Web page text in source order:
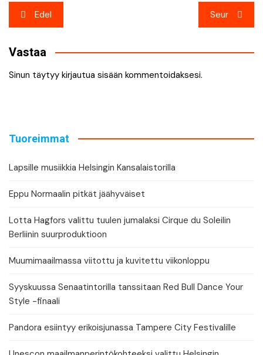
Artikkelien
selaus
Edel Seur
Vastaa
Sinun täytyy kirjautua sisään kommentoidaksesi.
Tuoreimmat
Lapsille musiikkia Helsingin Kansalaistorilla
Eppu Normaalin pitkät jäähyväiset
Lotta Hagfors valittu tuulen jumalaksi Cirque du Soleilin
Berliinin suurproduktioon
Muumimaailmassa viitottu ja kuvitettu viikonloppu
Syyskuussa Senaatintorilla tanssitaan Red Bull Dance Your
Style -finaali
Pandora esiintyy erikoisjunassa Tampere City Festivalille